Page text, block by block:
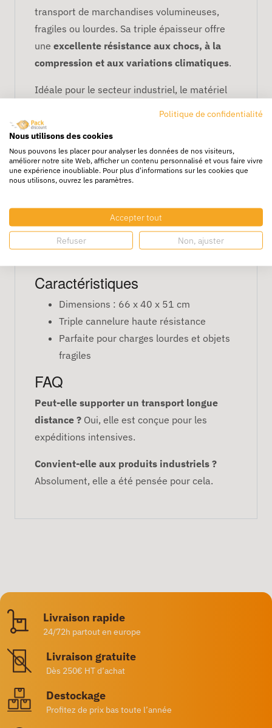
transport de marchandises volumineuses,
fragiles ou lourdes. Sa triple épaisseur offre
une excellente résistance aux chocs, à la
compression et aux variations climatiques.
Idéale pour le secteur industriel, le matériel
elle assure une fiabilité maximale tout au long
de la chaîne logistique.
Avantages
Grande capacité pour objets volumineux
Protection optimale contre les chocs et
écrasements
Matériau recyclable et durable
Caractéristiques
Dimensions : 66 x 40 x 51 cm
Triple cannelure haute résistance
Parfaite pour charges lourdes et objets
fragiles
FAQ
Peut-elle supporter un transport longue
distance ? Oui, elle est conçue pour les
expéditions intensives.
Convient-elle aux produits industriels ?
Absolument, elle a été pensée pour cela.
Livraison rapide
24/72h partout en europe
Livraison gratuite
Dès 250€ HT d’achat
Destockage
Profitez de prix bas toute l’année
Politique de confidentialité
Nous utilisons des cookies
Nous pouvons les placer pour analyser les données de nos visiteurs,
améliorer notre site Web, afficher un contenu personnalisé et vous faire vivre
une expérience inoubliable. Pour plus d'informations sur les cookies que
nous utilisons, ouvrez les paramètres.
Accepter tout
Refuser Non, ajuster